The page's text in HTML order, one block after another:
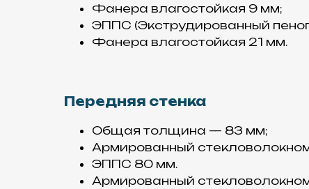
Фанера влагостойкая 9 мм;
ЭППС (Экструдированный
Фанера влагостойкая 21 мм.
Передняя стенка
Общая толщина — 83 мм;
Армированный
ЭППС 80 мм.
Армированный